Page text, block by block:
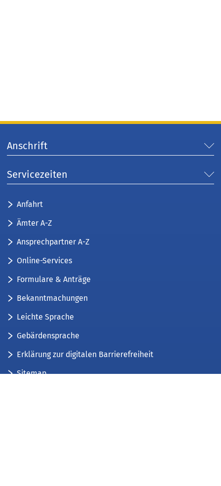
Anschrift
Servicezeiten
Anfahrt
Ämter A-Z
Ansprechpartner A-Z
Online-Services
Formulare & Anträge
Bekanntmachungen
Leichte Sprache
Gebärdensprache
Erklärung zur digitalen Barrierefreiheit
Sitemap